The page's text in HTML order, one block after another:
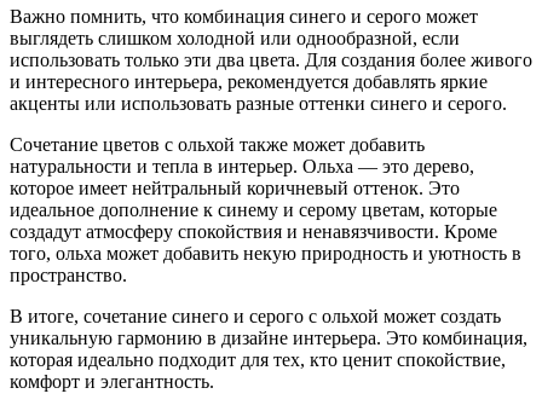
Важно помнить, что комбинация синего и серого может
выглядеть слишком холодной или однообразной, если
использовать только эти два цвета. Для создания более живого
и интересного интерьера, рекомендуется добавлять яркие
акценты или использовать разные оттенки синего и серого.
Сочетание цветов с ольхой также может добавить
натуральности и тепла в интерьер. Ольха — это дерево,
которое имеет нейтральный коричневый оттенок. Это
идеальное дополнение к синему и серому цветам, которые
создадут атмосферу спокойствия и ненавязчивости. Кроме
того, ольха может добавить некую природность и уютность в
пространство.
В итоге, сочетание синего и серого с ольхой может создать
уникальную гармонию в дизайне интерьера. Это комбинация,
которая идеально подходит для тех, кто ценит спокойствие,
комфорт и элегантность.